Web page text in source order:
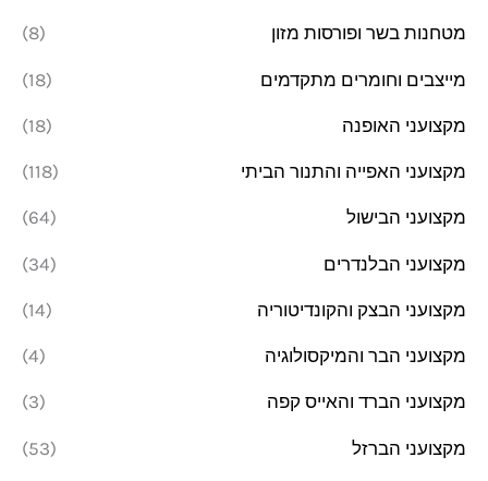
מטחנות בשר ופורסות מזון (8)
מייצבים וחומרים מתקדמים (18)
מקצועני האופנה (18)
מקצועני האפייה והתנור הביתי (118)
מקצועני הבישול (64)
מקצועני הבלנדרים (34)
מקצועני הבצק והקונדיטוריה (14)
מקצועני הבר והמיקסולוגיה (4)
מקצועני הברד והאייס קפה (3)
מקצועני הברזל (53)